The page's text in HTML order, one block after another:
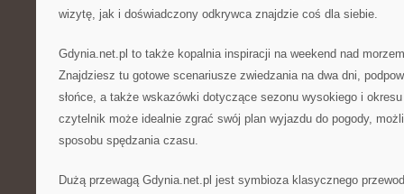
wizytę, jak i doświadczony odkrywca znajdzie coś dla siebie.
Gdynia.net.pl to także kopalnia inspiracji na weekend nad
Znajdziesz tu gotowe scenariusze zwiedzania na dwa dni,
słońce, a także wskazówki dotyczące sezonu wysokiego i
czytelnik może idealnie zgrać swój plan wyjazdu do pogody,
sposobu spędzania czasu.
Dużą przewagą Gdynia.net.pl jest symbioza klasycznego